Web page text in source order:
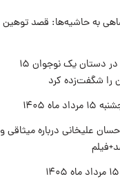
۱۴ مرداد + جدول
سایپا؛ نام خودرو، مبلغ پیش
و زمان تحویل | سود
چند درصد است؟
به حاشیه‌ها: قصد توهین
راز طول عمر انسان در دستان یک نوجوان ۱۵
را شگفت‌زده کرد
۱۴۰۵
علیخانی درباره میثاقی و